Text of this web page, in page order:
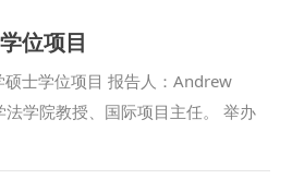
位项目
士学位项目 报告人：Andrew
学院教授、国际项目主任。 举办
港澳台事务办公室）、国际教育学
慧教室 报告时间：2025年10月15